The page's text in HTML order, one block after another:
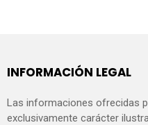
INFORMACIÓN LEGAL
Las informaciones ofrecidas
exclusivamente carácter